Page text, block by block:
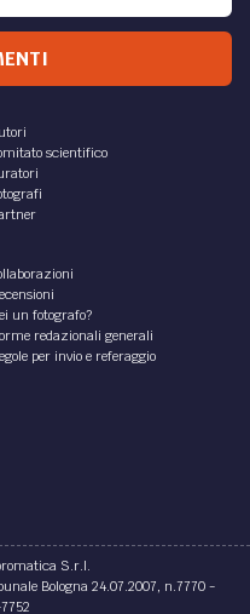
scientifico
un fotografo?
redazionali generali
per invio e referaggio
S.r.l.
Bologna 24.07.2007, n.7770 -